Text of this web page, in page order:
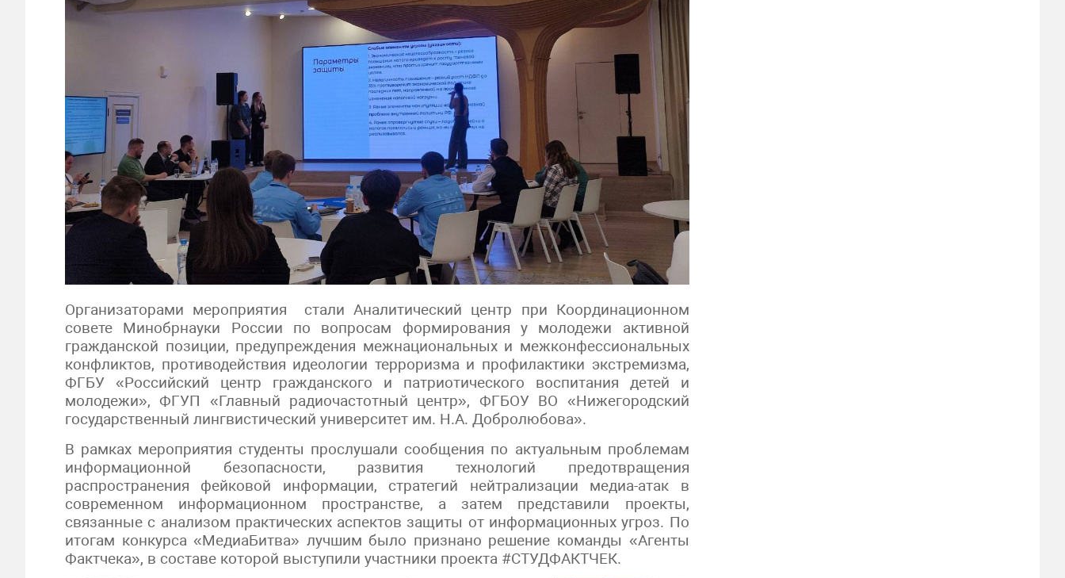
Организаторами мероприятия стали Аналитический центр при Координационном
совете Минобрнауки России по вопросам формирования у молодежи активной
гражданской позиции, предупреждения межнациональных и межконфессиональных
конфликтов, противодействия идеологии терроризма и профилактики экстремизма,
ФГБУ «Российский центр гражданского и патриотического воспитания детей и
молодежи», ФГУП «Главный радиочастотный центр», ФГБОУ ВО «Нижегородский
государственный лингвистический университет им. Н.А. Добролюбова».
В рамках мероприятия студенты прослушали сообщения по актуальным проблемам
информационной безопасности, развития технологий предотвращения
распространения фейковой информации, стратегий нейтрализации медиа-атак в
современном информационном пространстве, а затем представили проекты,
связанные с анализом практических аспектов защиты от информационных угроз. По
итогам конкурса «МедиаБитва» лучшим было признано решение команды «Агенты
Фактчека», в составе которой выступили участники проекта #СТУДФАКТЧЕК.